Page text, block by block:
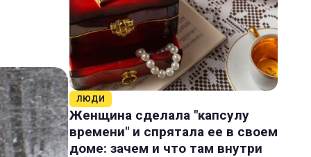
ЛЮДИ
Женщина сделала "капсулу
времени" и спрятала ее в своем
доме: зачем и что там внутри